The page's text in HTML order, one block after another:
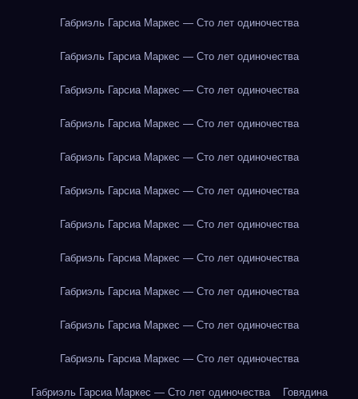
Габриэль Гарсиа Маркес — Сто лет одиночества
Габриэль Гарсиа Маркес — Сто лет одиночества
Габриэль Гарсиа Маркес — Сто лет одиночества
Габриэль Гарсиа Маркес — Сто лет одиночества
Габриэль Гарсиа Маркес — Сто лет одиночества
Габриэль Гарсиа Маркес — Сто лет одиночества
Габриэль Гарсиа Маркес — Сто лет одиночества
Габриэль Гарсиа Маркес — Сто лет одиночества
Габриэль Гарсиа Маркес — Сто лет одиночества
Габриэль Гарсиа Маркес — Сто лет одиночества
Габриэль Гарсиа Маркес — Сто лет одиночества
Габриэль Гарсиа Маркес — Сто лет одиночества Говядина